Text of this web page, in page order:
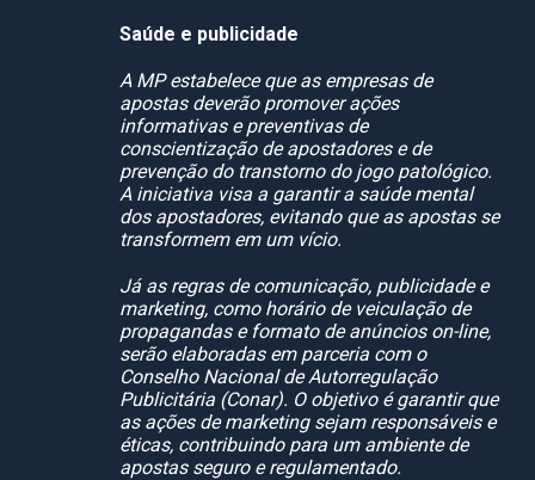
Saúde e publicidade
A MP estabelece que as empresas de
apostas deverão promover ações
informativas e preventivas de
conscientização de apostadores e de
prevenção do transtorno do jogo patológico.
A iniciativa visa a garantir a saúde mental
dos apostadores, evitando que as apostas se
transformem em um vício.
Já as regras de comunicação, publicidade e
marketing, como horário de veiculação de
propagandas e formato de anúncios on-line,
serão elaboradas em parceria com o
Conselho Nacional de Autorregulação
Publicitária (Conar). O objetivo é garantir que
as ações de marketing sejam responsáveis e
éticas, contribuindo para um ambiente de
apostas seguro e regulamentado.